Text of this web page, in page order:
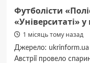
Футболісти
«Університаті»
1 місяць тому назад
Джерело: ukrinform.ua
Австрії провело